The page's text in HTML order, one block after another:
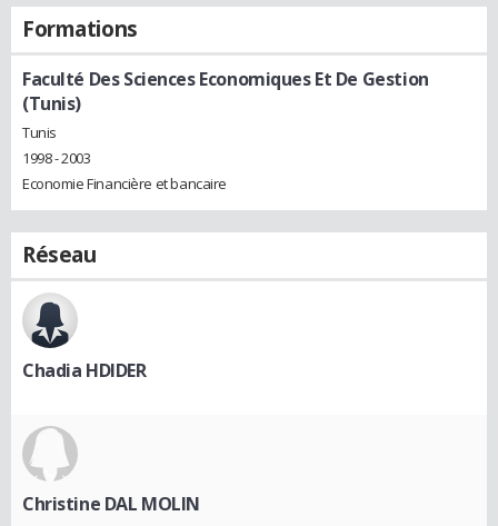
Formations
Faculté Des Sciences Economiques Et De Gestion
(Tunis)
Tunis
1998 - 2003
Economie Financière et bancaire
Réseau
Chadia HDIDER
Christine DAL MOLIN